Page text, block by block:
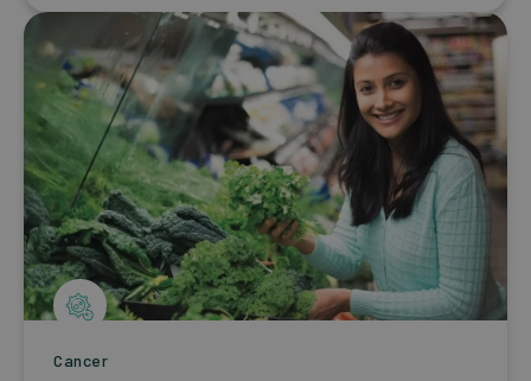
Cancer